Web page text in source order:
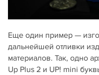
Еще один пример —
дальнейшей отливки
материалов. Так, одно
Up Plus 2 и UP! mini